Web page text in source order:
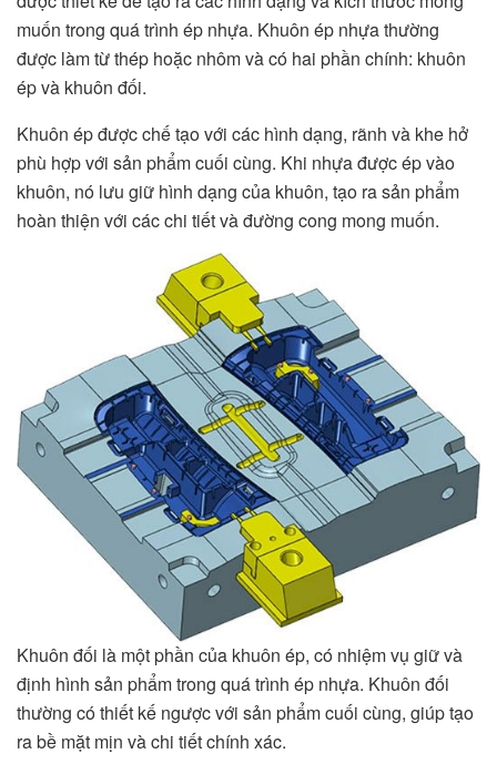
muốn trong quá trình ép nhựa. Khuôn ép nhựa thường
được làm từ thép hoặc nhôm và có hai phần chính: khuôn
ép và khuôn đối.
Khuôn ép được chế tạo với các hình dạng, rãnh và khe hở
phù hợp với sản phẩm cuối cùng. Khi nhựa được ép vào
khuôn, nó lưu giữ hình dạng của khuôn, tạo ra sản phẩm
hoàn thiện với các chi tiết và đường cong mong muốn.
Khuôn đối là một phần của khuôn ép, có nhiệm vụ giữ và
định hình sản phẩm trong quá trình ép nhựa. Khuôn đối
thường có thiết kế ngược với sản phẩm cuối cùng, giúp tạo
ra bề mặt mịn và chi tiết chính xác.